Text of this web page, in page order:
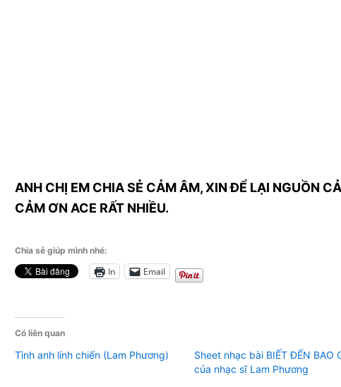
ANH CHỊ EM CHIA SẺ CẢM ÂM, XIN ĐỂ LẠI NGUỒN
CẢM ƠN ACE RẤT NHIỀU.
Chia sẻ giúp mình nhé:
In Email
Có liên quan
Tình anh lính chiến (Lam Phương)
Sheet nhạc bài BIẾT ĐẾN BAO
của nhạc sĩ Lam Phương